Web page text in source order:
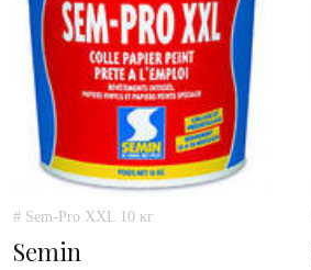
# Sem-Pro XXL 10 кг
Semin